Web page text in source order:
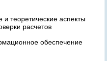
и теоретические аспекты
расчетов
обеспечение